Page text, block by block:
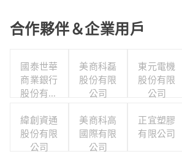
合作夥伴＆企業用戶
國泰世華
商業銀行
股份有限
美商科磊
股份有限
公司
東元電機
股份有限
公司
緯創資通
股份有限
公司
美商科高
國際有限
公司
正宜塑膠
有限公司